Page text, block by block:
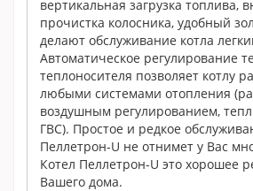
вертикальная загрузка топлива,
прочистка колосника, удобный
делают обслуживание котла
Автоматическое регулирование
теплоносителя позволяет котлу
любыми системами отопления
воздушным регулированием,
ГВС). Простое и редкое
Пеллетрон-U не отнимет у Вас
Котел Пеллетрон-U это хорошее
Вашего дома.